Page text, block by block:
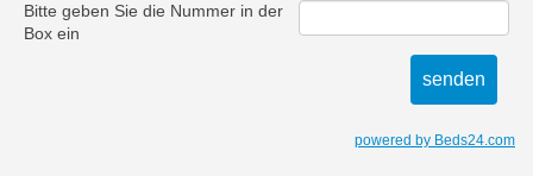
Bitte geben Sie die Nummer in der
Box ein
powered by Beds24.com